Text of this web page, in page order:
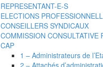
REPRESENTANT-E-S
ELECTIONS
CONSEILLERS SYNDICAUX
COMMISSION CONSULTATIVE
CAP
1 – Administrateurs de
2 – Attachés